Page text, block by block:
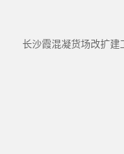
长沙霞混凝货场改扩建